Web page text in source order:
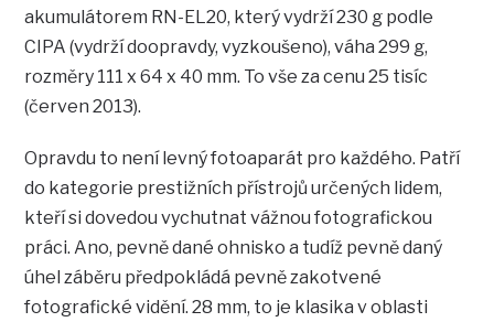
akumulátorem RN-EL20, který vydrží 230 g podle
CIPA (vydrží doopravdy, vyzkoušeno), váha 299 g,
rozměry 111 x 64 x 40 mm. To vše za cenu 25 tisíc
(červen 2013).
Opravdu to není levný fotoaparát pro každého. Patří
do kategorie prestižních přístrojů určených lidem,
kteří si dovedou vychutnat vážnou fotografickou
práci. Ano, pevně dané ohnisko a tudíž pevně daný
úhel záběru předpokládá pevně zakotvené
fotografické vidění. 28 mm, to je klasika v oblasti